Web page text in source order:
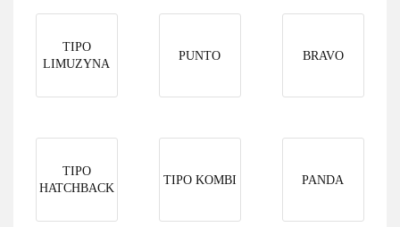
TIPO
LIMUZYNA
PUNTO BRAVO
TIPO
HATCHBACK
TIPO KOMBI PANDA